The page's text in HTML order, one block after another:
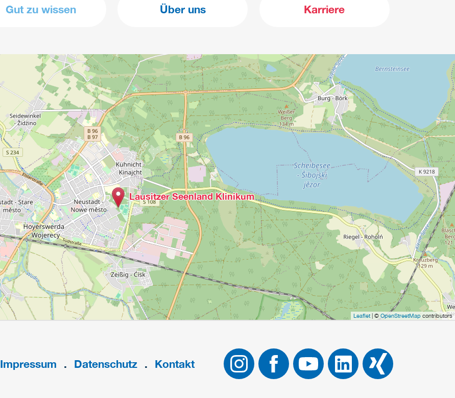
Gut zu wissen Über uns Karriere
Lausitzer Seenland Klinikum
Leaflet| © OpenStreetMap contributors
Impressum Datenschutz Kontakt